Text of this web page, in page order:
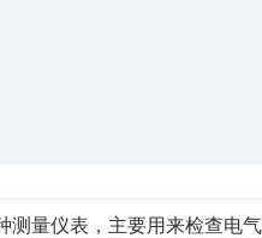
测量仪表，主要用来检查电